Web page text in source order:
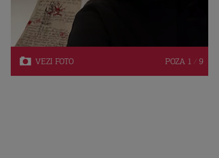
VEZI FOTO POZA 1 / 9